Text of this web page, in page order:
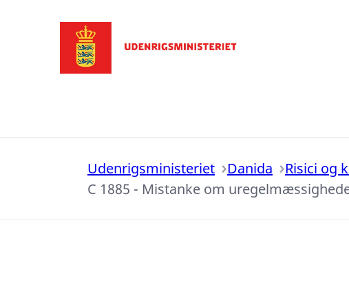
Udenrigsministeriet Danida Risici og
C 1885 - Mistanke om